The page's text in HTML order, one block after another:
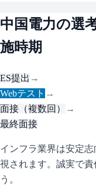
中国電力の選
施時期
ES提出 →
Webテスト →
面接（複数回）
→
最終面接
インフラ業界は安定
視されます。誠実で
う。